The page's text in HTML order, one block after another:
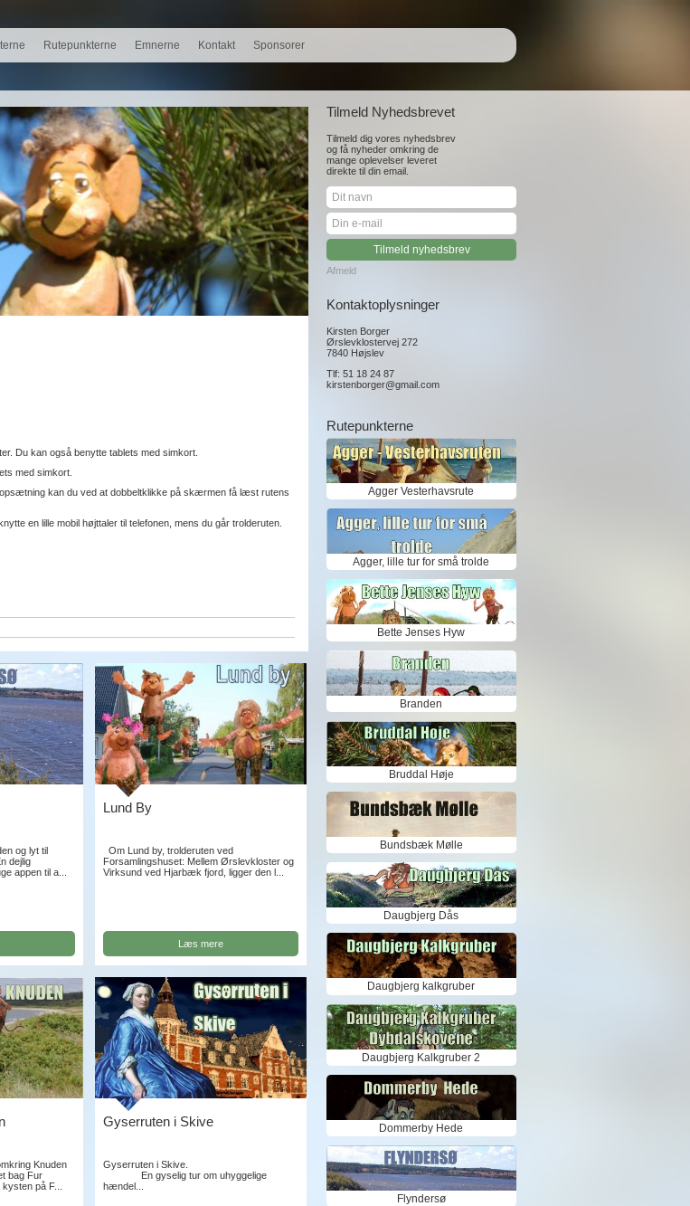
Du kan også benytte tablets med simkort.
med simkort.
kan du ved at dobbeltklikke på skærmen få læst rutens
en lille mobil højttaler til telefonen, mens du går trolderuten.
Rutepunkterne Emnerne Kontakt Sponsorer
og lyt til
dejlig
appen til a...
Lund By
Om Lund by, trolderuten ved
Forsamlingshuset: Mellem Ørslevkloster og
Virksund ved Hjarbæk fjord, ligger den l...
Læs mere
Knuden
bag Fur
på F...
Gyserruten i Skive
Gyserruten i Skive.
En gyselig tur om uhyggelige
hændel...
Tilmeld Nyhedsbrevet
Tilmeld dig vores nyhedsbrev
og få nyheder omkring de
mange oplevelser leveret
direkte til din email.
Afmeld
Kontaktoplysninger
Kirsten Borger
Ørslevklostervej 272
7840 Højslev
Tlf: 51 18 24 87
kirstenborger@gmail.com
Rutepunkterne
Agger Vesterhavsrute
Agger, lille tur for små trolde
Bette Jenses Hyw
Branden
Bruddal Høje
Bundsbæk Mølle
Daugbjerg Dås
Daugbjerg kalkgruber
Daugbjerg Kalkgruber 2
Dommerby Hede
Flyndersø